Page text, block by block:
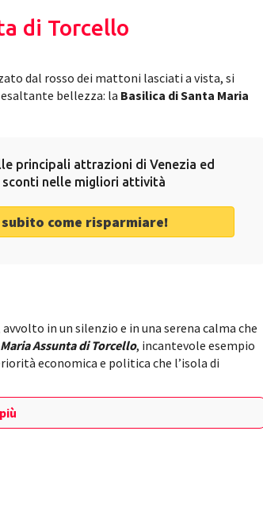
di Torcello
dal rosso dei mattoni lasciati a vista, si
bellezza: la Basilica di Santa Maria
principali attrazioni di Venezia ed
nelle migliori attività
come risparmiare!
in un silenzio e in una serena calma che
Assunta di Torcello, incantevole esempio
economica e politica che l’isola di